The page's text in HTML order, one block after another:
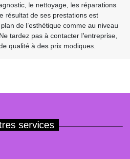
le nettoyage, les réparations
résultat de ses prestations est
de l’esthétique comme au niveau
tardez pas à contacter l’entreprise,
qualité à des prix modiques.
services